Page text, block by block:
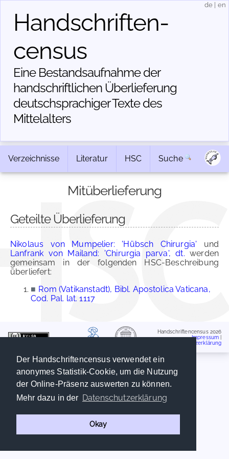
Der Handschriftencensus verwendet ein
anonymes Statistik-Cookie, um die Nutzung
der Online-Präsenz auswerten zu können.
Mehr dazu in der Datenschutzerklärung
Okay
Handschriften­
census
Eine Bestandsaufnahme der
handschriftlichen Über­lieferung
deutschsprachiger Texte des
Mittelalters
de en
Verzeichnisse Literatur HSC Suche
Mitüberlieferung
Geteilte Überlieferung
Nikolaus von Mumpelier: 'Hübsch Chirurgia' und
Lanfrank von Mailand: 'Chirurgia parva', dt. werden
gemeinsam in der folgenden HSC-Beschreibung
überliefert:
■ Rom (Vatikanstadt), Bibl. Apostolica Vaticana,
Cod. Pal. lat. 1117
Handschriftencensus 2026
Impressum
Datenschutzerklärung